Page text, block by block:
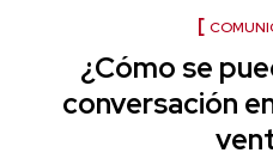
¿Cómo se
conversación